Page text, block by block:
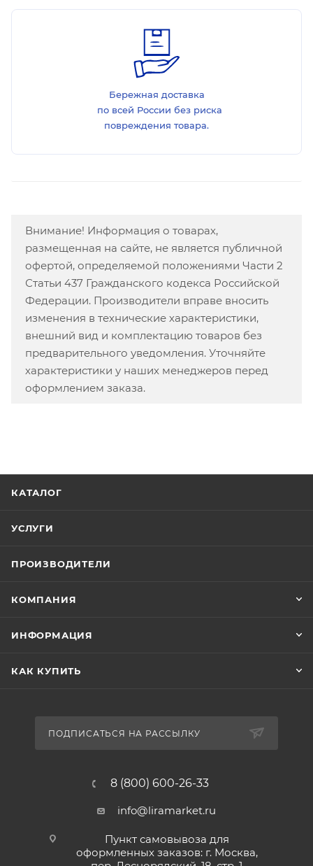
Бережная доставка
по всей России без риска
повреждения товара.
Внимание! Информация о товарах,
размещенная на сайте, не является публичной
офертой, определяемой положениями Части 2
Статьи 437 Гражданского кодекса Российской
Федерации. Производители вправе вносить
изменения в технические характеристики,
внешний вид и комплектацию товаров без
предварительного уведомления. Уточняйте
характеристики у наших менеджеров перед
оформлением заказа.
КАТАЛОГ
УСЛУГИ
ПРОИЗВОДИТЕЛИ
КОМПАНИЯ
ИНФОРМАЦИЯ
КАК КУПИТЬ
ПОДПИСАТЬСЯ НА РАССЫЛКУ
8 (800) 600-26-33
info@liramarket.ru
Пункт самовывоза для
оформленных заказов: г. Москва,